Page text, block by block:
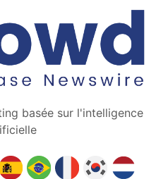
basée sur l'intelligence